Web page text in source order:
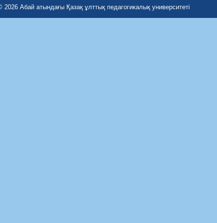
2026 Абай атындағы Қазақ ұлттық педагогикалық университеті